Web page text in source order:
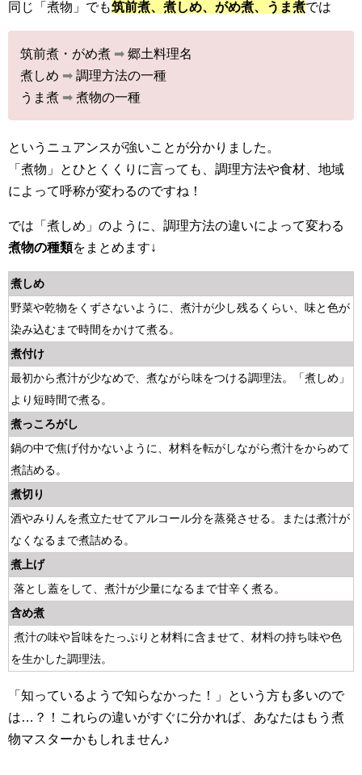
同じ「煮物」でも筑前煮、煮しめ、がめ煮、うま煮では
筑前煮・がめ煮 ➡︎ 郷土料理名
煮しめ ➡︎ 調理方法の一種
うま煮 ➡︎ 煮物の一種
というニュアンスが強いことが分かりました。
「煮物」とひとくくりに言っても、調理方法や食材、地域
によって呼称が変わるのですね！
では「煮しめ」のように、調理方法の違いによって変わる
煮物の種類をまとめます↓
煮しめ
野菜や乾物をくずさないように、煮汁が少し残るくらい、味と色が
染み込むまで時間をかけて煮る。
煮付け
最初から煮汁が少なめで、煮ながら味をつける調理法。「煮しめ」
より短時間で煮る。
煮っころがし
鍋の中で焦げ付かないように、材料を転がしながら煮汁をからめて
煮詰める。
煮切り
酒やみりんを煮立たせてアルコール分を蒸発させる。または煮汁が
なくなるまで煮詰める。
煮上げ
落とし蓋をして、煮汁が少量になるまで甘辛く煮る。
含め煮
煮汁の味や旨味をたっぷりと材料に含ませて、材料の持ち味や色
を生かした調理法。
「知っているようで知らなかった！」という方も多いので
は…？！これらの違いがすぐに分かれば、あなたはもう煮
物マスターかもしれません♪